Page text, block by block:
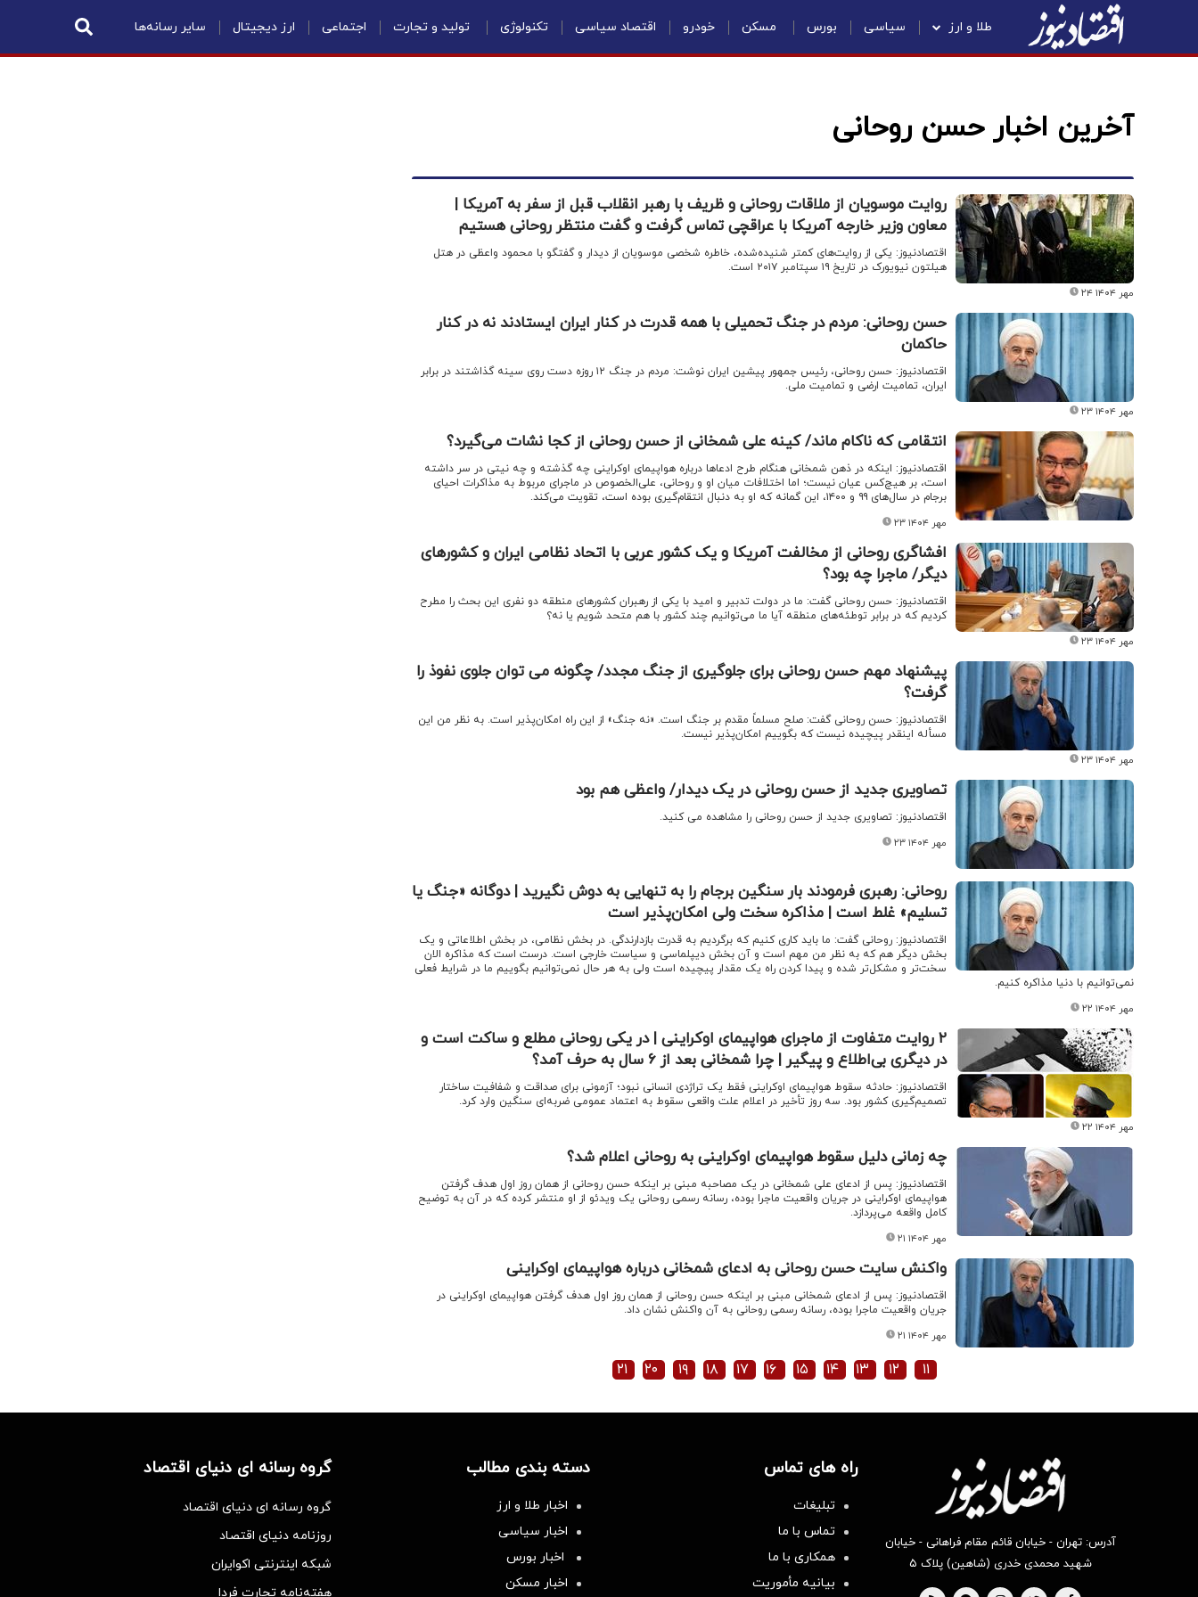
طلا و ارز سیاسی بورس مسکن خودرو اقتصاد سیاسی تکنولوژی تولید و تجارت اجتماعی ارز دیجیتال سایر رسانه‌ها
آخرین اخبار حسن روحانی
روایت موسویان از ملاقات روحانی و ظریف با رهبر انقلاب قبل از سفر به آمریکا |
معاون وزیر خارجه آمریکا با عراقچی تماس گرفت و گفت منتظر روحانی هستیم
اقتصادنیوز: یکی از روایت‌های کمتر شنیده‌شده، خاطره‌ شخصی موسویان از دیدار و گفتگو با محمود واعظی در هتل
هیلتون نیویورک در تاریخ ۱۹ سپتامبر ۲۰۱۷ است.
۲۴ مهر ۱۴۰۴
حسن روحانی: مردم در جنگ تحمیلی با همه قدرت در کنار ایران ایستادند نه در کنار
حاکمان
اقتصادنیوز: حسن روحانی، رئیس جمهور پیشین ایران نوشت: مردم در جنگ ۱۲ روزه دست روی سینه گذاشتند در برابر
ایران، تمامیت ارضی و تمامیت ملی.
۲۳ مهر ۱۴۰۴
انتقامی که ناکام ماند/ کینه علی شمخانی از حسن روحانی از کجا نشات می‌گیرد؟
اقتصادنیوز: اینکه در ذهن شمخانی هنگام طرح ادعاها درباره هواپیمای اوکراینی چه گذشته و چه نیتی در سر داشته
است، بر هیچ‌کس عیان نیست؛ اما اختلافات میان او و روحانی، علی‌الخصوص در ماجرای مربوط به مذاکرات احیای
برجام در سال‌های ۹۹ و ۱۴۰۰، این گمانه که او به دنبال انتقام‌گیری بوده است، تقویت می‌کند.
۲۳ مهر ۱۴۰۴
افشاگری روحانی از مخالفت آمریکا و یک کشور عربی با اتحاد نظامی ایران و کشورهای
دیگر/ ماجرا چه بود؟
اقتصادنیوز: حسن روحانی گفت: ما در دولت تدبیر و امید با یکی از رهبران کشورهای منطقه دو نفری این بحث را مطرح
کردیم که در برابر توطئه‌های منطقه آیا ما می‌توانیم چند کشور با هم متحد شویم یا نه؟
۲۳ مهر ۱۴۰۴
پیشنهاد مهم حسن روحانی برای جلوگیری از جنگ مجدد/ چگونه می توان جلوی نفوذ را
گرفت؟
اقتصادنیوز: حسن روحانی گفت: صلح مسلماً مقدم بر جنگ است. «نه جنگ» از این راه امکان‌پذیر است. به نظر من این
مسأله اینقدر پیچیده نیست که بگوییم امکان‌پذیر نیست.
۲۳ مهر ۱۴۰۴
تصاویری جدید از حسن روحانی در یک دیدار/ واعظی هم بود
اقتصادنیوز: تصاویری جدید از حسن روحانی را مشاهده می کنید.
۲۳ مهر ۱۴۰۴
روحانی: رهبری فرمودند بار سنگین برجام را به تنهایی به دوش نگیرید | دوگانه «جنگ یا
تسلیم» غلط است | مذاکره سخت ولی امکان‌پذیر است
اقتصادنیوز: روحانی گفت: ما باید کاری کنیم که برگردیم به قدرت بازدارندگی. در بخش نظامی، در بخش اطلاعاتی و یک
بخش دیگر هم که به نظر من مهم است و آن بخش دیپلماسی و سیاست خارجی است. درست است که مذاکره الان
سخت‌تر و مشکل‌تر شده و پیدا کردن راه یک مقدار پیچیده است ولی به هر حال نمی‌توانیم بگوییم ما در شرایط فعلی
نمی‌توانیم با دنیا مذاکره کنیم.
۲۲ مهر ۱۴۰۴
۲ روایت متفاوت از ماجرای هواپیمای اوکراینی | در یکی روحانی مطلع و ساکت است و
در دیگری بی‌اطلاع و پیگیر | چرا شمخانی بعد از ۶ سال به حرف آمد؟
اقتصادنیوز: حادثه سقوط هواپیمای اوکراینی فقط یک تراژدی انسانی نبود؛ آزمونی برای صداقت و شفافیت ساختار
تصمیم‌گیری کشور بود. سه روز تأخیر در اعلام علت واقعی سقوط به اعتماد عمومی ضربه‌ای سنگین وارد کرد.
۲۲ مهر ۱۴۰۴
چه زمانی دلیل سقوط هواپیمای اوکراینی به روحانی اعلام شد؟
اقتصادنیوز: پس از ادعای علی شمخانی در یک مصاحبه مبنی بر اینکه حسن روحانی از همان روز اول هدف گرفتن
هواپیمای اوکراینی در جریان واقعیت ماجرا بوده، رسانه رسمی روحانی یک ویدئو از او منتشر کرده که در آن به توضیح
کامل واقعه می‌پردازد.
۲۱ مهر ۱۴۰۴
واکنش سایت حسن روحانی به ادعای شمخانی درباره هواپیمای اوکراینی
اقتصادنیوز: پس از ادعای شمخانی مبنی بر اینکه حسن روحانی از همان روز اول هدف گرفتن هواپیمای اوکراینی در
جریان واقعیت ماجرا بوده، رسانه رسمی روحانی به آن واکنش نشان داد.
۲۱ مهر ۱۴۰۴
۱۱ ۱۲ ۱۳ ۱۴ ۱۵ ۱۶ ۱۷ ۱۸ ۱۹ ۲۰ ۲۱
آدرس: تهران - خیابان قائم مقام فراهانی - خیابان
شهید محمدی خدری (شاهین) پلاک ۵
راه های تماس
تبلیغات
تماس با ما
همکاری با ما
بیانیه مأموریت
دسته بندی مطالب
اخبار طلا و ارز
اخبار سیاسی
اخبار بورس
اخبار مسکن
گروه رسانه ای دنیای اقتصاد
گروه رسانه ای دنیای اقتصاد
روزنامه دنیای اقتصاد
شبکه اینترنتی اکوایران
هفته‌نامه تجارت فردا